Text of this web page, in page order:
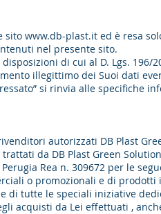
sito www.db-plast.it ed è resa
nel presente sito.
di cui al D. Lgs. 196/
illegittimo dei Suoi dati
si rinvia alle specifiche
autorizzati DB Plast
da DB Plast Green
Perugia Rea n. 309672 per le
o promozionali e di prodotti
di tutte le speciali iniziative
acquisti da Lei effettuati ,